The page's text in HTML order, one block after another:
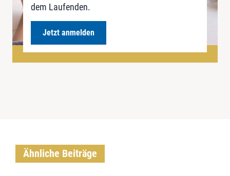
dem Laufenden.
Jetzt anmelden
Ähnliche Beiträge